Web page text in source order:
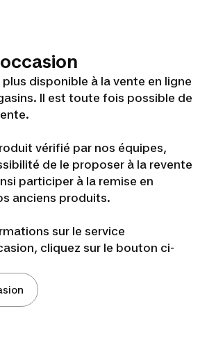
disponible à la vente en ligne
Il est toute fois possible de
vérifié par nos équipes,
de le proposer à la revente
participer à la remise en
anciens produits.
sur le service
cliquez sur le bouton ci-